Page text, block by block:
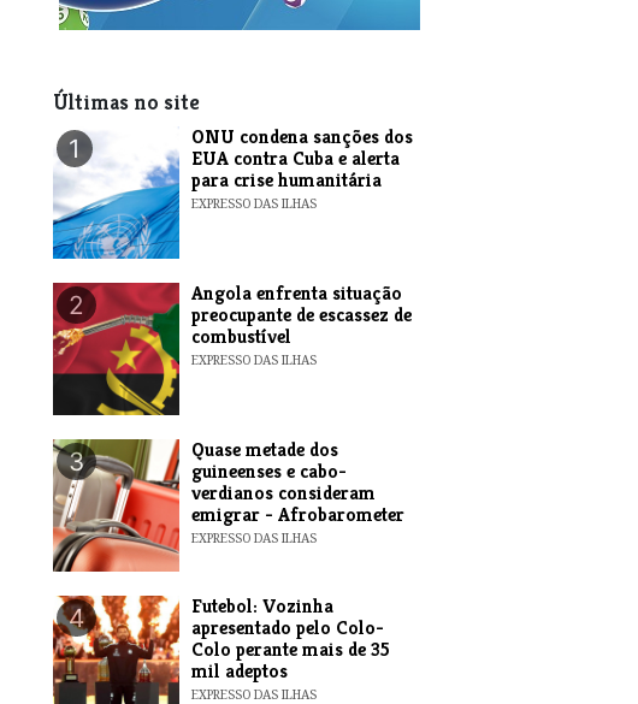
Últimas no site
1
ONU condena sanções dos
EUA contra Cuba e alerta
para crise humanitária
EXPRESSO DAS ILHAS
2
Angola enfrenta situação
preocupante de escassez de
combustível
EXPRESSO DAS ILHAS
3
Quase metade dos
guineenses e cabo-
verdianos consideram
emigrar - Afrobarometer
EXPRESSO DAS ILHAS
4
Futebol: Vozinha
apresentado pelo Colo-
Colo perante mais de 35
mil adeptos
EXPRESSO DAS ILHAS